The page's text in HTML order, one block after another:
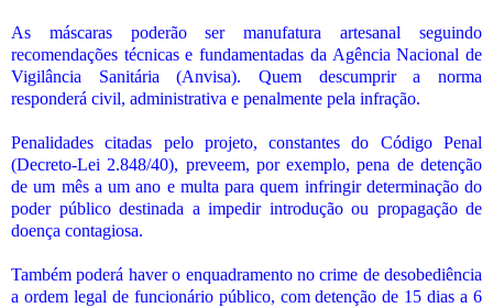
As máscaras poderão ser manufatura artesanal seguindo
recomendações técnicas e fundamentadas da Agência Nacional de
Vigilância Sanitária (Anvisa). Quem descumprir a norma
responderá civil, administrativa e penalmente pela infração.
Penalidades citadas pelo projeto, constantes do Código Penal
(Decreto-Lei 2.848/40), preveem, por exemplo, pena de detenção
de um mês a um ano e multa para quem infringir determinação do
poder público destinada a impedir introdução ou propagação de
doença contagiosa.
Também poderá haver o enquadramento no crime de desobediência
a ordem legal de funcionário público, com detenção de 15 dias a 6